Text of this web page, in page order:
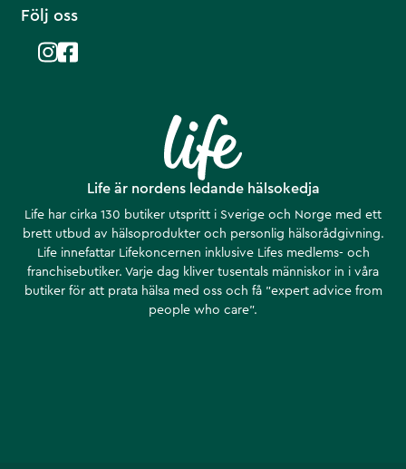
Life är nordens ledande hälsokedja
Life har cirka 130 butiker utspritt i Sverige och Norge med ett
brett utbud av hälsoprodukter och personlig hälsorådgivning.
Life innefattar Lifekoncernen inklusive Lifes medlems- och
franchisebutiker. Varje dag kliver tusentals människor in i våra
butiker för att prata hälsa med oss och få ”expert advice from
people who care”.
Följ oss